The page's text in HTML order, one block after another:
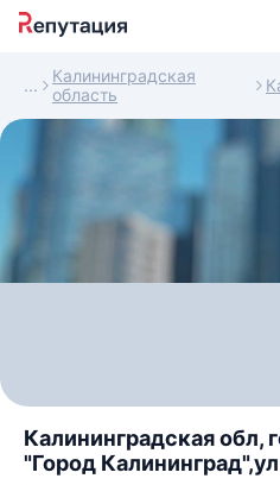
Калининградская
область
Калининградская обл,
"Город